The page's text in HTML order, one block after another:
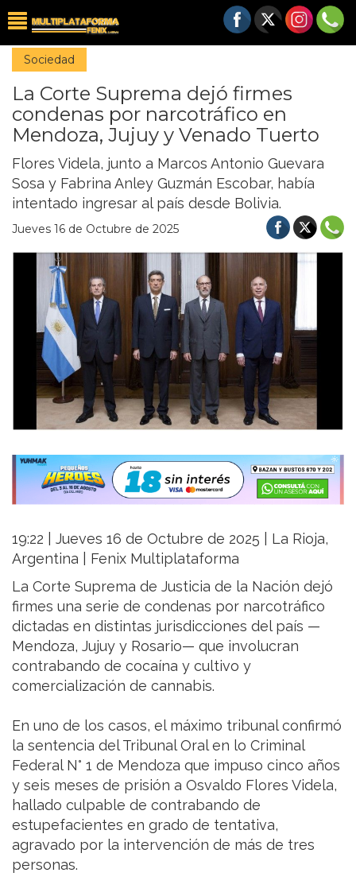
Sociedad
La Corte Suprema dejó firmes
condenas por narcotráfico en
Mendoza, Jujuy y Venado Tuerto
Flores Videla, junto a Marcos Antonio Guevara
Sosa y Fabrina Anley Guzmán Escobar, había
intentado ingresar al país desde Bolivia.
Jueves 16 de Octubre de 2025
19:22 | Jueves 16 de Octubre de 2025 | La Rioja,
Argentina | Fenix Multiplataforma
La Corte Suprema de Justicia de la Nación dejó
firmes una serie de condenas por narcotráfico
dictadas en distintas jurisdicciones del país —
Mendoza, Jujuy y Rosario— que involucran
contrabando de cocaína y cultivo y
comercialización de cannabis.
En uno de los casos, el máximo tribunal confirmó
la sentencia del Tribunal Oral en lo Criminal
Federal N° 1 de Mendoza que impuso cinco años
y seis meses de prisión a Osvaldo Flores Videla,
hallado culpable de contrabando de
estupefacientes en grado de tentativa,
agravado por la intervención de más de tres
personas.